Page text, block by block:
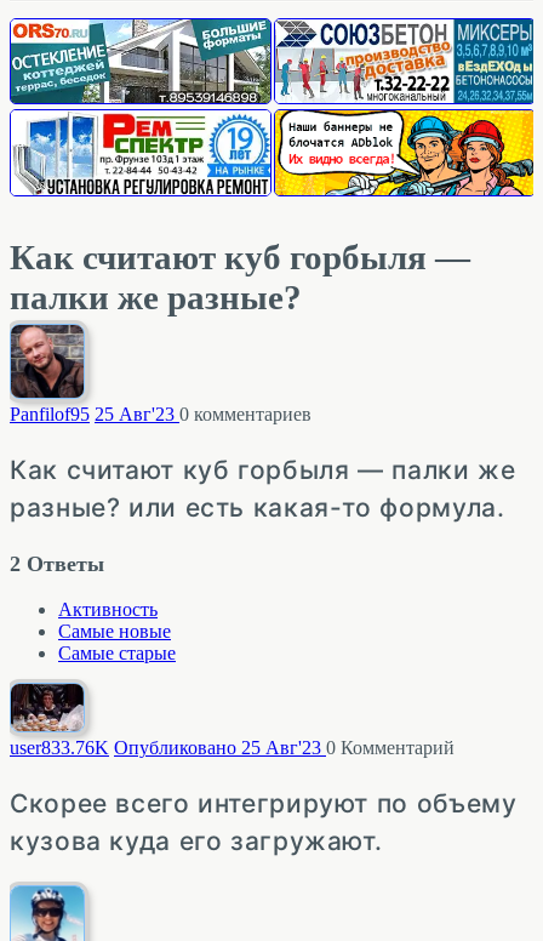
Как считают куб горбыля —
палки же разные?
Panfilof95 25 Авг'23 0 комментариев
Как считают куб горбыля — палки же
разные? или есть какая-то формула.
2 Ответы
Активность
Самые новые
Самые старые
user833.76K Опубликовано 25 Авг'23 0 Комментарий
Скорее всего интегрируют по объему
кузова куда его загружают.